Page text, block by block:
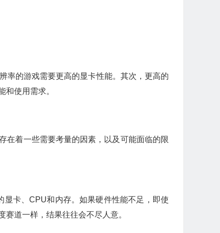
率的游戏需要更高的显卡性能。其次，更高的
使用需求。
在着一些需要考量的因素，以及可能面临的限
卡、CPU和内存。如果硬件性能不足，即使
道一样，结果往往会不尽人意。